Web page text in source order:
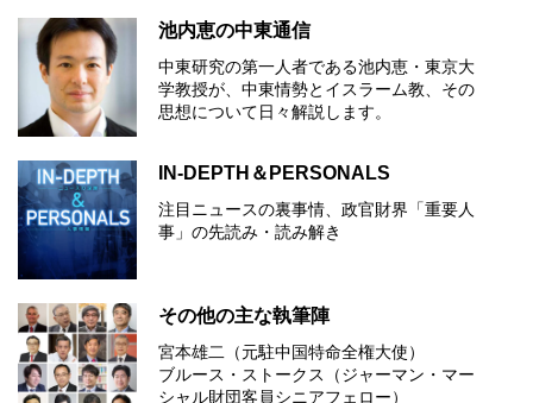
池内恵の中東通信
中東研究の第⼀⼈者である池内恵・東京⼤
学教授が、中東情勢とイスラーム教、その
思想について⽇々解説します。
IN-DEPTH＆PERSONALS
注目ニュースの裏事情、政官財界「重要人
事」の先読み・読み解き
その他の主な執筆陣
宮本雄二（元駐中国特命全権大使）
ブルース・ストークス（ジャーマン・マー
シャル財団客員シニアフェロー）